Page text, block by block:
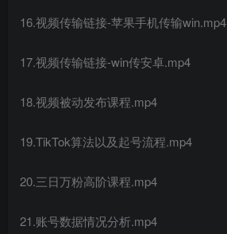
16.视频传输链接-苹果手机传输win.mp4
17.视频传输链接-win传安卓.mp4
18.视频被动发布课程.mp4
19.TikTok算法以及起号流程.mp4
20.三日万粉高阶课程.mp4
21.账号数据情况分析.mp4